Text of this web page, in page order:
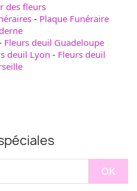
des fleurs
- Plaque Funéraire
Fleurs deuil Guadeloupe
deuil Lyon - Fleurs deuil